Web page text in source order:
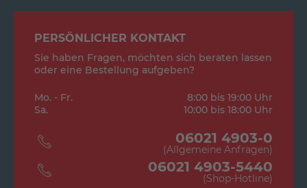
PERSÖNLICHER KONTAKT
Sie haben Fragen, möchten sich beraten lassen
oder eine Bestellung aufgeben?
Mo. - Fr.
8:00 bis 19:00 Uhr
Sa.
10:00 bis 18:00 Uhr
06021 4903-0
(Allgemeine Anfragen)
06021 4903-5440
(Shop-Hotline)